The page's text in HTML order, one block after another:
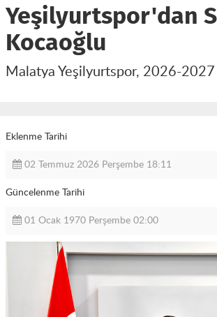
Yeşilyurtspor'dan
Kocaoğlu
Malatya Yeşilyurtspor, 2026-2027
Eklenme Tarihi
02 Temmuz 2026 Perşembe 18:11
Güncelenme Tarihi
01 Ocak 1970 Perşembe 02:00